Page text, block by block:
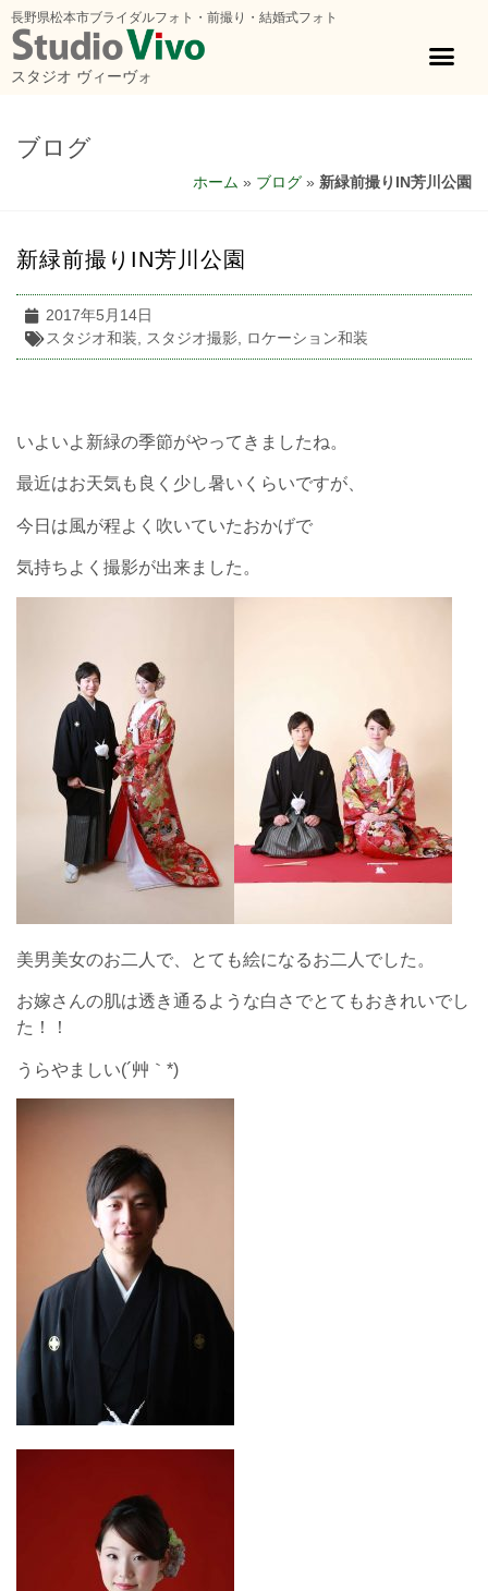
長野県松本市ブライダルフォト・前撮り・結婚式フォト
スタジオ ヴィーヴォ
ブログ
ホーム » ブログ » 新緑前撮りIN芳川公園
新緑前撮りIN芳川公園
2017年5月14日
スタジオ和装
スタジオ撮影 ロケーション和装
いよいよ新緑の季節がやってきましたね。
最近はお天気も良く少し暑いくらいですが、
今日は風が程よく吹いていたおかげで
気持ちよく撮影が出来ました。
美男美女のお二人で、とても絵になるお二人でした。
お嫁さんの肌は透き通るような白さでとてもおきれいでし
た！！
うらやましい(´艸｀*)